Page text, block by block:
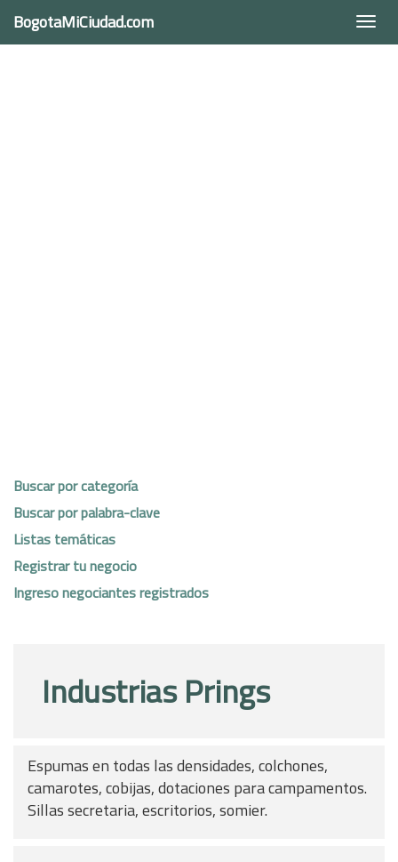
BogotaMiCiudad.com
Buscar por categoría
Buscar por palabra-clave
Listas temáticas
Registrar tu negocio
Ingreso negociantes registrados
Industrias Prings
Espumas en todas las densidades, colchones,
camarotes, cobijas, dotaciones para campamentos.
Sillas secretaria, escritorios, somier.